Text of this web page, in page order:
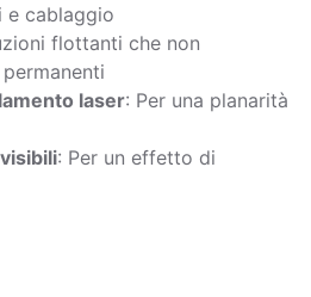
e cablaggio
flottanti che non
laser: Per una planarità
: Per un effetto di